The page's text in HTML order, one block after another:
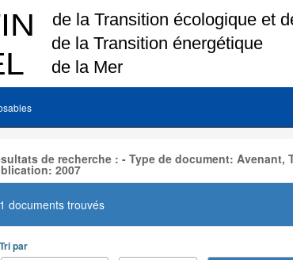
de recherche : - Type de document:
2007
1 documents trouvés
Tri par